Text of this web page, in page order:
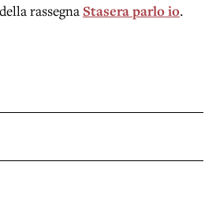
rassegna Stasera parlo io.